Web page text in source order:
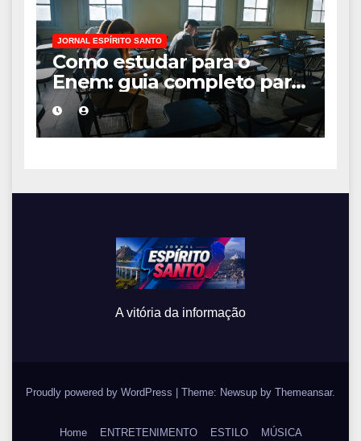
JORNAL ESPÍRITO SANTO
Como estudar para o
Enem: guia completo para
conquistar a vaga na
universidade
A vitória da informação
Proudly powered by WordPress | Theme: Newsup by Themeansar.
Home ENTRETENIMENTO ESTILO MÚSICA